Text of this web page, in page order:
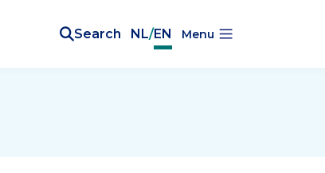
Search NL/EN Menu